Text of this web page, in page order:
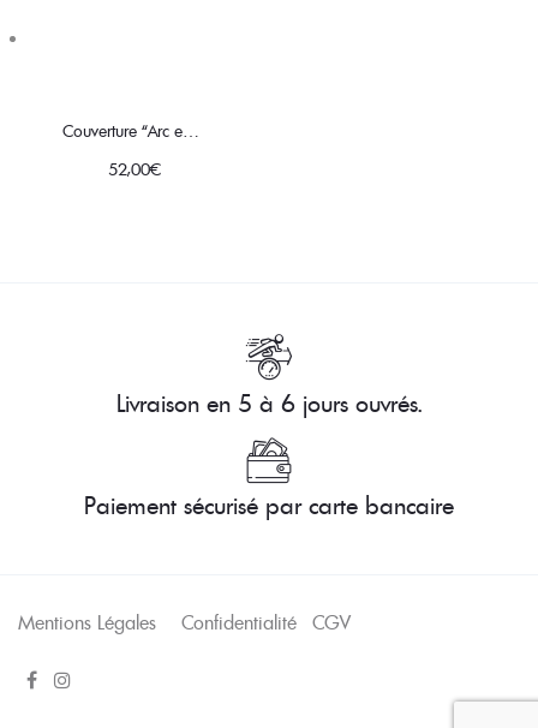
Couverture “Arc en ciel”
52,00€
Livraison en 5 à 6 jours ouvrés.
Paiement sécurisé par carte bancaire
Mentions Légales Confidentialité CGV